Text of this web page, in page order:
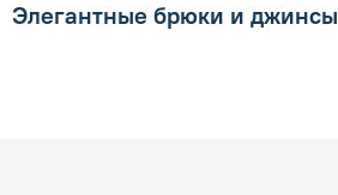
Элегантные брюки и джинсы